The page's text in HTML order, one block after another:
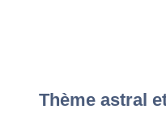
Thème astral